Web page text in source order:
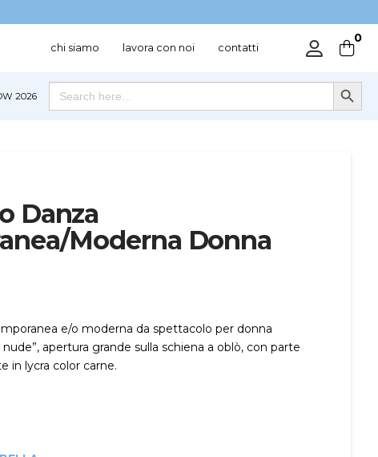
chi siamo lavora con noi contatti
0
2026
Search
for:
Search Button
Danza
Moderna Donna
e/o moderna da spettacolo per donna
apertura grande sulla schiena a oblò, con parte
in lycra color carne.